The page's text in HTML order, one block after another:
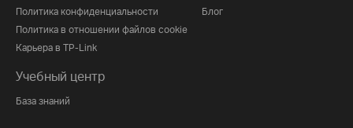
Политика конфиденциальности
Политика в отношении файлов cookie
Карьера в TP-Link
Блог
Учебный центр
База знаний